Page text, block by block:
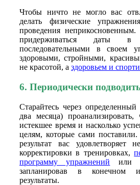
Чтобы ничто не могло вас
делать физические
проведения
придерживаться даты в
последовательными в своем
здоровыми, стройными,
не красотой, а здоровьем и
6. Периодически
Старайтесь через
два месяца) проанализировать,
истекшее время и насколько
целям, которые сами
результат вас удовлетворяет
корректировки в тренировках,
программу упражнений
или
запланировав в конечном
результаты.